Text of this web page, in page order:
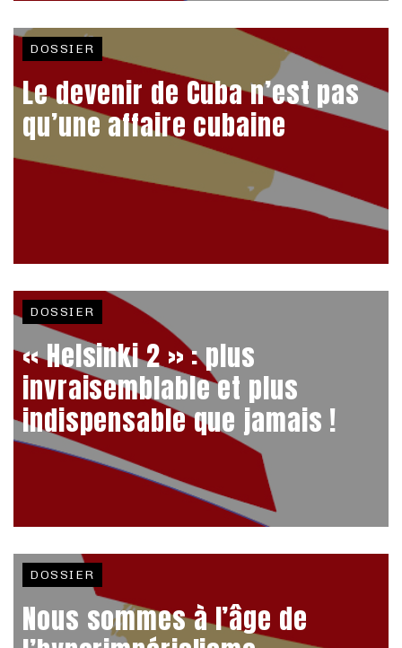
DOSSIER
Le devenir de Cuba n’est pas
qu’une affaire cubaine
DOSSIER
« Helsinki 2 » : plus
invraisemblable et plus
indispensable que jamais !
DOSSIER
Nous sommes à l’âge de